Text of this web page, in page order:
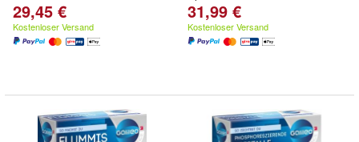
29,45 €
Kostenloser Versand
31,99 €
Kostenloser Versand